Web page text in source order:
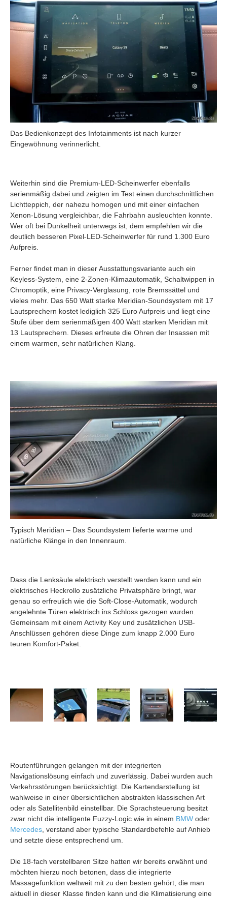
Das Bedienkonzept des Infotainments ist nach kurzer
Eingewöhnung verinnerlicht.
Weiterhin sind die Premium-LED-Scheinwerfer ebenfalls
serienmäßig dabei und zeigten im Test einen durchschnittlichen
Lichtteppich, der nahezu homogen und mit einer einfachen
Xenon-Lösung vergleichbar, die Fahrbahn ausleuchten konnte.
Wer oft bei Dunkelheit unterwegs ist, dem empfehlen wir die
deutlich besseren Pixel-LED-Scheinwerfer für rund 1.300 Euro
Aufpreis.
Ferner findet man in dieser Ausstattungsvariante auch ein
Keyless-System, eine 2-Zonen-Klimaautomatik, Schaltwippen in
Chromoptik, eine Privacy-Verglasung, rote Bremssättel und
vieles mehr. Das 650 Watt starke Meridian-Soundsystem mit 17
Lautsprechern kostet lediglich 325 Euro Aufpreis und liegt eine
Stufe über dem serienmäßigen 400 Watt starken Meridian mit
13 Lautsprechern. Dieses erfreute die Ohren der Insassen mit
einem warmen, sehr natürlichen Klang.
Typisch Meridian – Das Soundsystem lieferte warme und
natürliche Klänge in den Innenraum.
Dass die Lenksäule elektrisch verstellt werden kann und ein
elektrisches Heckrollo zusätzliche Privatsphäre bringt, war
genau so erfreulich wie die Soft-Close-Automatik, wodurch
angelehnte Türen elektrisch ins Schloss gezogen wurden.
Gemeinsam mit einem Activity Key und zusätzlichen USB-
Anschlüssen gehören diese Dinge zum knapp 2.000 Euro
teuren Komfort-Paket.
Routenführungen gelangen mit der integrierten
Navigationslösung einfach und zuverlässig. Dabei wurden auch
Verkehrsstörungen berücksichtigt. Die Kartendarstellung ist
wahlweise in einer übersichtlichen abstrakten klassischen Art
oder als Satellitenbild einstellbar. Die Sprachsteuerung besitzt
zwar nicht die intelligente Fuzzy-Logic wie in einem BMW oder
Mercedes, verstand aber typische Standardbefehle auf Anhieb
und setzte diese entsprechend um.
Die 18-fach verstellbaren Sitze hatten wir bereits erwähnt und
möchten hierzu noch betonen, dass die integrierte
Massagefunktion weltweit mit zu den besten gehört, die man
aktuell in dieser Klasse finden kann und die Klimatisierung eine